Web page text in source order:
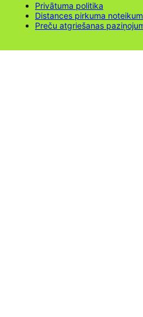
Privātuma politika
Distances pirkuma
Preču atgriešanas